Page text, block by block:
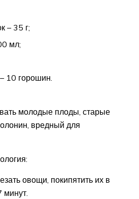
– 35 г;
мл;
10 горошин.
молодые плоды, старые
вредный для
овощи, покипятить их в
минут.